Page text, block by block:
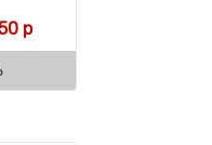
18.999 р. цена
рТекущая цена: 7.350